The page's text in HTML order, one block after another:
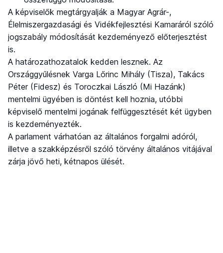
A képviselők megtárgyalják a Magyar Agrár-,
Élelmiszergazdasági és Vidékfejlesztési Kamaráról szóló
jogszabály módosítását kezdeményező előterjesztést
is.
A határozathozatalok kedden lesznek. Az
Országgyűlésnek Varga Lőrinc Mihály (Tisza), Takács
Péter (Fidesz) és Toroczkai László (Mi Hazánk)
mentelmi ügyében is döntést kell hoznia, utóbbi
képviselő mentelmi jogának felfüggesztését két ügyben
is kezdeményezték.
A parlament várhatóan az általános forgalmi adóról,
illetve a szakképzésről szóló törvény általános vitájával
zárja jövő heti, kétnapos ülését.